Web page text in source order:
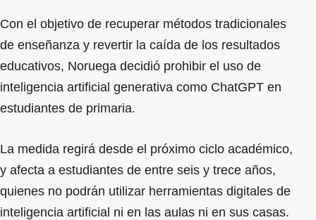
Con el objetivo de recuperar métodos tradicionales
de enseñanza y revertir la caída de los resultados
educativos, Noruega decidió prohibir el uso de
inteligencia artificial generativa como ChatGPT en
estudiantes de primaria.
La medida regirá desde el próximo ciclo académico,
y afecta a estudiantes de entre seis y trece años,
quienes no podrán utilizar herramientas digitales de
inteligencia artificial ni en las aulas ni en sus casas.